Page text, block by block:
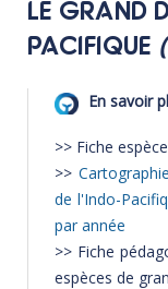
LE GRAND
PACIFIQUE
>> Fiche espèce
>>
de l'Indo-
par année
>> Fiche
espèces de